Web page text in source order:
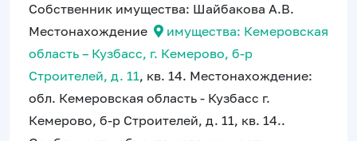
Собственник имущества: Шайбакова А.В.
Местонахождение
имущества: Кемеровская
область – Кузбасс, г. Кемерово, б-р
Строителей, д. 11, кв. 14. Местонахождение:
обл. Кемеровская область - Кузбасс г.
Кемерово, б-р Строителей, д. 11, кв. 14..